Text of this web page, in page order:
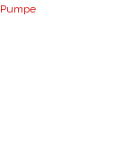
Pumpe